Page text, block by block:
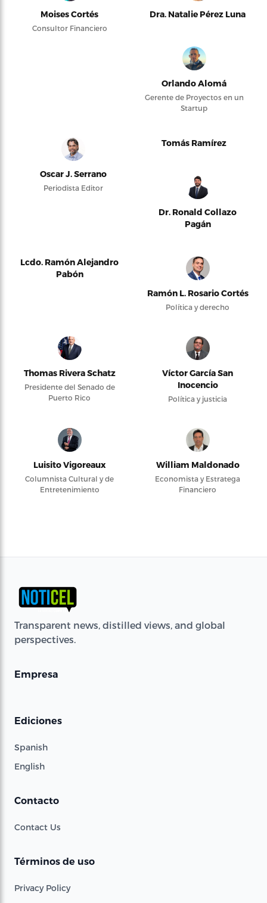
Moises Cortés
Consultor Financiero
Dra. Natalie Pérez Luna
Orlando Alomá
Gerente de Proyectos en un
Startup
Oscar J. Serrano
Periodista Editor
Tomás Ramírez
Dr. Ronald Collazo
Pagán
Lcdo. Ramón Alejandro
Pabón
Ramón L. Rosario Cortés
Política y derecho
Thomas Rivera Schatz
Presidente del Senado de
Puerto Rico
Víctor García San
Inocencio
Política y justicia
Luisito Vigoreaux
Columnista Cultural y de
Entretenimiento
William Maldonado
Economista y Estratega
Financiero
Transparent news, distilled views, and global
perspectives.
Empresa
Ediciones
Spanish
English
Contacto
Contact Us
Términos de uso
Privacy Policy